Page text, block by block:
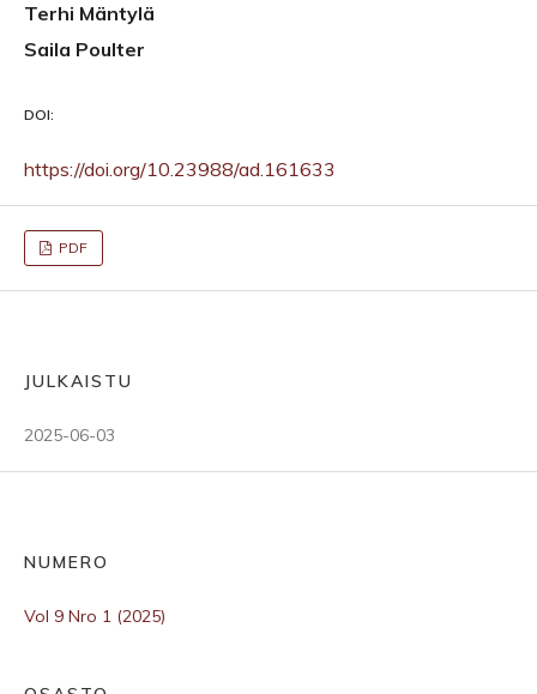
Terhi Mäntylä
Saila Poulter
DOI:
https://doi.org/10.23988/ad.161633
PDF
JULKAISTU
2025-06-03
NUMERO
Vol 9 Nro 1 (2025)